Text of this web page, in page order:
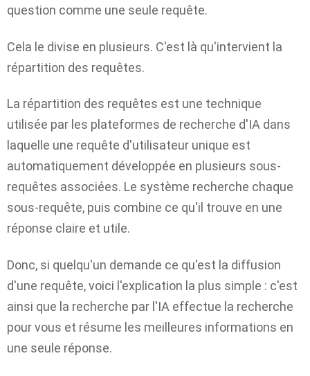
question comme une seule requête.
Cela le divise en plusieurs. C'est là qu'intervient la
répartition des requêtes.
La répartition des requêtes est une technique
utilisée par les plateformes de recherche d'IA dans
laquelle une requête d'utilisateur unique est
automatiquement développée en plusieurs sous-
requêtes associées. Le système recherche chaque
sous-requête, puis combine ce qu'il trouve en une
réponse claire et utile.
Donc, si quelqu'un demande ce qu'est la diffusion
d'une requête, voici l'explication la plus simple : c'est
ainsi que la recherche par l'IA effectue la recherche
pour vous et résume les meilleures informations en
une seule réponse.